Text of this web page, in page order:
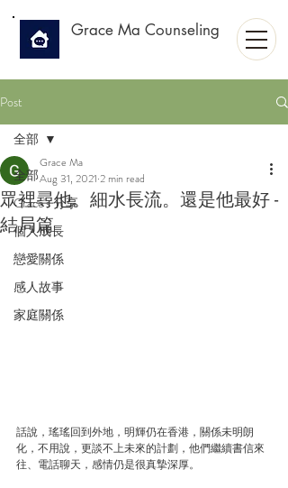
Grace Ma Counseling
Post
全部
Grace's 分享
個人成長
戀愛關係
感人故事
家庭關係
全部
眾裡尋他。細水長流。還是他最好 -
結局篇
Grace Ma
Aug 31, 2021 2 min read
話說，瑤瑤回到外地，明輝仍在香港，關係未明朗
化，不用說，更談不上未來的計劃，他們繼續書信來
往、電話聊天，感情仍是很真摯深厚。